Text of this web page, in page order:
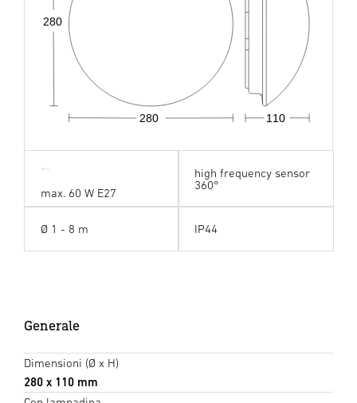
110
280
280
max. 60 W E27
high frequency sensor
360°
Ø 1 - 8 m IP44
Generale
Dimensioni (Ø x H)
280 x 110 mm